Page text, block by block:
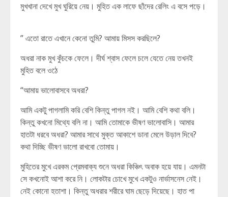
মুখখানা দেখে মুখ ঘুরিয়ে নেয়। মুহিত এক লাফে ছাঁদের রেলিং এ বসে পড়ে।
” এতো রাতে এখানে কেনো তুমি? আমায় মিসস করছিলে?
অধরা নাক মুখ কুঁচকে ফেলে। দীর্ঘ শ্বাস ফেলে চলে যেতে নেয় তখনই
মুহিত বলে ওঠে
“আমায় ভালোবাসবে অধরা?
আমি একটু পাগলামি করি বেশি কিন্তু পাগল নই। আমি বেশি কথা বলি।
কিন্তু কখনো মিথ্যে বলি না। আমি তোমাকে ভীষণ ভালোবাসি। আমার
হাতটা ধরবে অধরা? আমার সাথে মুক্ত আকাশে ডানা মেলে উড়াল দিবে?
কথা দিচ্ছি ভীষণ ভালো রাখবো তোমায়।
মুহিতের মুখে এরকম প্রেমবাক্য শুনে অধরা কিঞ্চিৎ অবাক হয়ে যায়। এমনটা
সে কখনোই আশা করে নি। লোকটার চোখে মুখে একটুও নার্ভাসনেস নেই।
নেই কোনো হতাশা। কিন্তু অধরার শরীরে ঘাম ছেড়ে দিয়েছে। হাত পা